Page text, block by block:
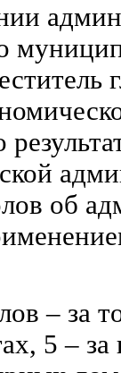
об
– за
5 –